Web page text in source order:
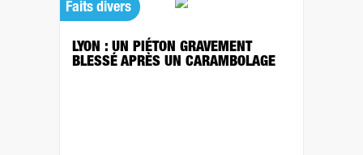
Faits divers
LYON : UN PIÉTON GRAVEMENT
BLESSÉ APRÈS UN CARAMBOLAGE